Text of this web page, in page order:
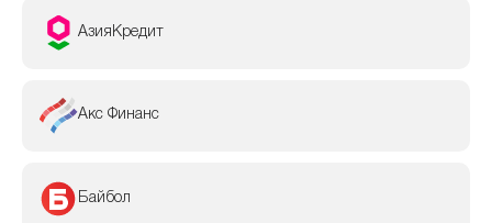
АзияКредит
Акс Финанс
Байбол